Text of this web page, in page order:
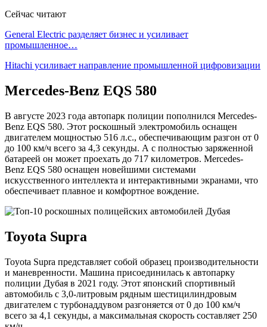
Сейчас читают
General Electric разделяет бизнес и усиливает
промышленное…
Hitachi усиливает направление промышленной цифровизации
Mercedes-Benz EQS 580
В августе 2023 года автопарк полиции пополнился Mercedes-
Benz EQS 580. Этот роскошный электромобиль оснащен
двигателем мощностью 516 л.с., обеспечивающим разгон от 0
до 100 км/ч всего за 4,3 секунды. А с полностью заряженной
батареей он может проехать до 717 километров. Mercedes-
Benz EQS 580 оснащен новейшими системами
искусственного интеллекта и интерактивными экранами, что
обеспечивает плавное и комфортное вождение.
Toyota Supra
Toyota Supra представляет собой образец производительности
и маневренности. Машина присоединилась к автопарку
полиции Дубая в 2021 году. Этот японский спортивный
автомобиль с 3,0-литровым рядным шестицилиндровым
двигателем с турбонаддувом разгоняется от 0 до 100 км/ч
всего за 4,1 секунды, а максимальная скорость составляет 250